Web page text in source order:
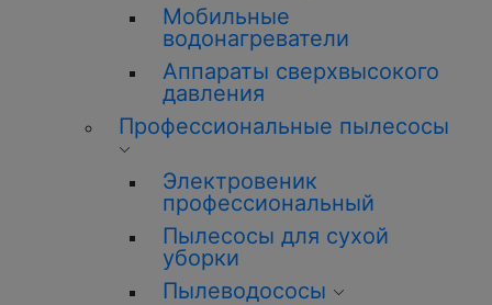
Мобильные
водонагреватели
Аппараты сверхвысокого
давления
Профессиональные пылесосы
Электровеник
профессиональный
Пылесосы для сухой
уборки
Пылеводососы